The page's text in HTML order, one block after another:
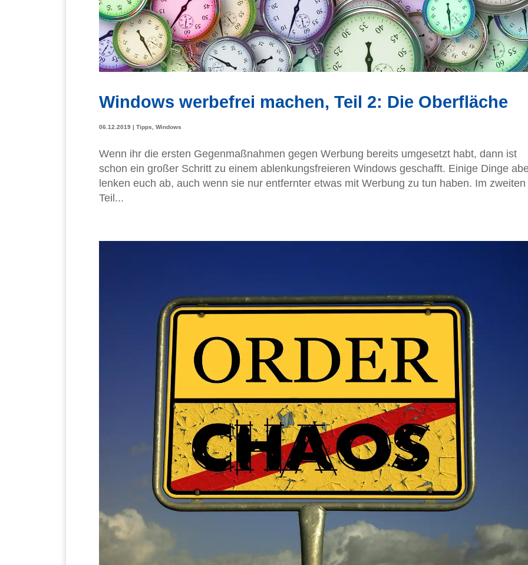
Windows werbefrei machen, Teil 2: Die Oberfläche
06.12.2019 | Tipps Windows
Wenn ihr die ersten Gegenmaßnahmen gegen Werbung bereits umgesetzt habt, dann ist
schon ein großer Schritt zu einem ablenkungsfreieren Windows geschafft. Einige Dinge
lenken euch ab, auch wenn sie nur entfernter etwas mit Werbung zu tun haben. Im zweiten
Teil...